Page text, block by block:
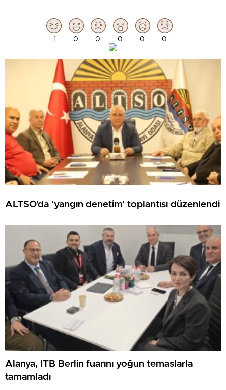
1 0 0 0 0 0
ALTSO’da ‘yangın denetim’ toplantısı düzenlendi
Alanya, ITB Berlin fuarını yoğun temaslarla
tamamladı